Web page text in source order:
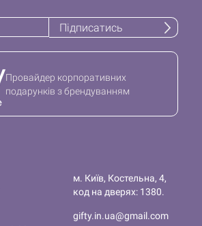
м. Київ, Костельна, 4,
код на дверях: 1380.
gifty.in.ua@gmail.com
Підписатись
Провайдер корпоративних
подарунків з брендуванням